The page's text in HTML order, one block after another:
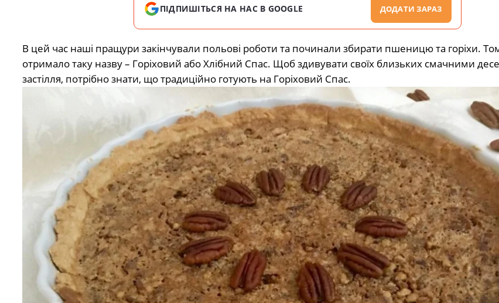
ПІДПИШІТЬСЯ НА НАС В GOOGLE ДОДАТИ ЗАРАЗ
В цей час наші пращури закінчували польові роботи та починали збирати пшеницю та горіхи.
отримало таку назву – Горіховий або Хлібний Спас. Щоб здивувати своїх близьких смачними
застілля, потрібно знати, що традиційно готують на Горіховий Спас.